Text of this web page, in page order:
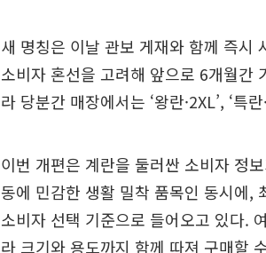
새 명칭은 이날 관보 게재와 함께 즉시
소비자 혼선을 고려해 앞으로 6개월간
라 당분간 매장에서는 ‘왕란·2XL’, ‘특
이번 개편은 계란을 둘러싼 소비자 정
동에 민감한 생활 밀착 품목인 동시에,
소비자 선택 기준으로 들어오고 있다.
라 크기와 용도까지 함께 따져 구매할